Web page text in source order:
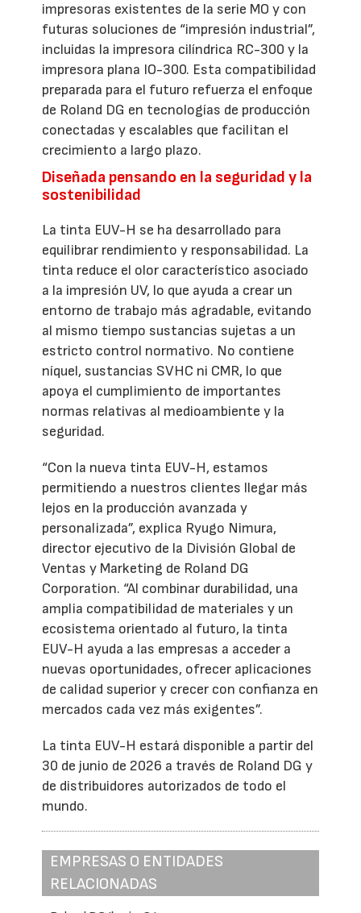
impresoras existentes de la serie MO y con
futuras soluciones de “impresión industrial”,
incluidas la impresora cilíndrica RC-300 y la
impresora plana IO-300. Esta compatibilidad
preparada para el futuro refuerza el enfoque
de Roland DG en tecnologías de producción
conectadas y escalables que facilitan el
crecimiento a largo plazo.
Diseñada pensando en la seguridad y la
sostenibilidad
La tinta EUV-H se ha desarrollado para
equilibrar rendimiento y responsabilidad. La
tinta reduce el olor característico asociado
a la impresión UV, lo que ayuda a crear un
entorno de trabajo más agradable, evitando
al mismo tiempo sustancias sujetas a un
estricto control normativo. No contiene
níquel, sustancias SVHC ni CMR, lo que
apoya el cumplimiento de importantes
normas relativas al medioambiente y la
seguridad.
“Con la nueva tinta EUV-H, estamos
permitiendo a nuestros clientes llegar más
lejos en la producción avanzada y
personalizada”, explica Ryugo Nimura,
director ejecutivo de la División Global de
Ventas y Marketing de Roland DG
Corporation. “Al combinar durabilidad, una
amplia compatibilidad de materiales y un
ecosistema orientado al futuro, la tinta
EUV-H ayuda a las empresas a acceder a
nuevas oportunidades, ofrecer aplicaciones
de calidad superior y crecer con confianza en
mercados cada vez más exigentes”.
La tinta EUV-H estará disponible a partir del
30 de junio de 2026 a través de Roland DG y
de distribuidores autorizados de todo el
mundo.
EMPRESAS O ENTIDADES
RELACIONADAS